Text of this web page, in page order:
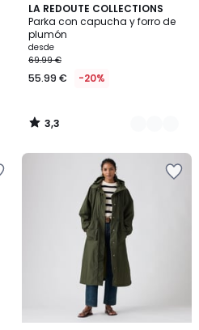
LA REDOUTE COLLECTIONS
Parka con capucha y forro de
plumón
desde
69.99 €
55.99 € -20%
3,3
/ 5
2
Colores
3,3
/